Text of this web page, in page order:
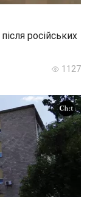
російських
1127